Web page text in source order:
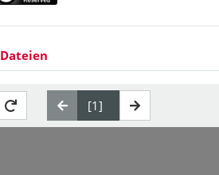
Dateien